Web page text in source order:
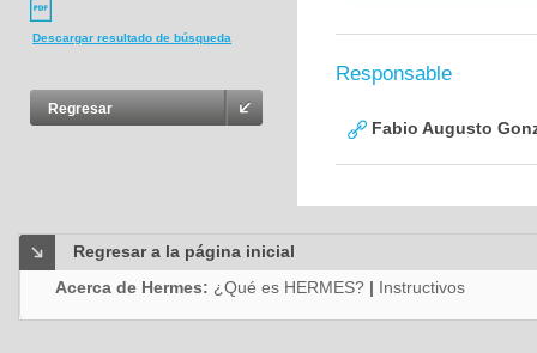
Descargar resultado de búsqueda
Regresar
Responsable
Fabio Augusto
Regresar a la página inicial
Acerca de Hermes: ¿Qué es HERMES? | Instructivos